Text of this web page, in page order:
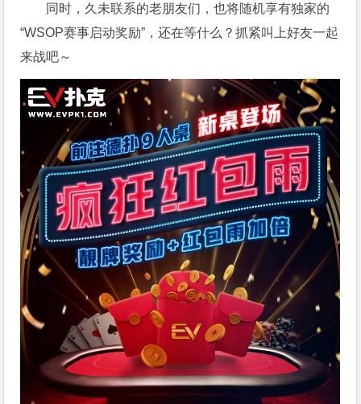
同时，久未联系的老朋友们，也将随机享有独家的
“WSOP赛事启动奖励”，还在等什么？抓紧叫上好友一起
来战吧～